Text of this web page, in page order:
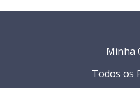
Minha
Todos os